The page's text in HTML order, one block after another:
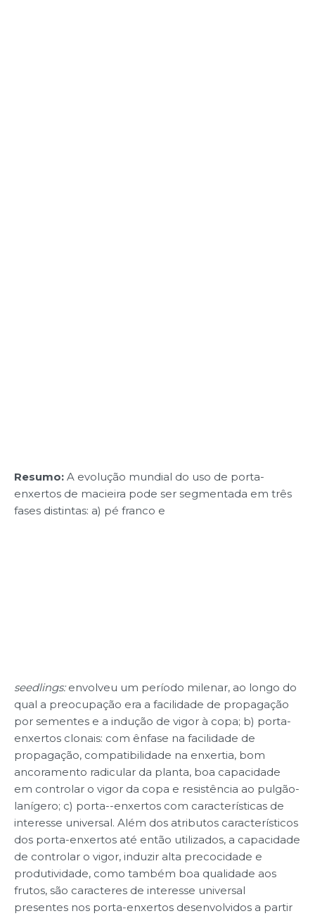
Resumo: A evolução mundial do uso de porta-
enxertos de macieira pode ser segmentada em três
fases distintas: a) pé franco e
seedlings: envolveu um período milenar, ao longo do
qual a preocupação era a facilidade de propagação
por sementes e a indução de vigor à copa; b) porta-
enxertos clonais: com ênfase na facilidade de
propagação, compatibilidade na enxertia, bom
ancoramento radicular da planta, boa capacidade
em controlar o vigor da copa e resistência ao pulgão-
lanígero; c) porta--enxertos com características de
interesse universal. Além dos atributos característicos
dos porta-enxertos até então utilizados, a capacidade
de controlar o vigor, induzir alta precocidade e
produtividade, como também boa qualidade aos
frutos, são caracteres de interesse universal
presentes nos porta-enxertos desenvolvidos a partir